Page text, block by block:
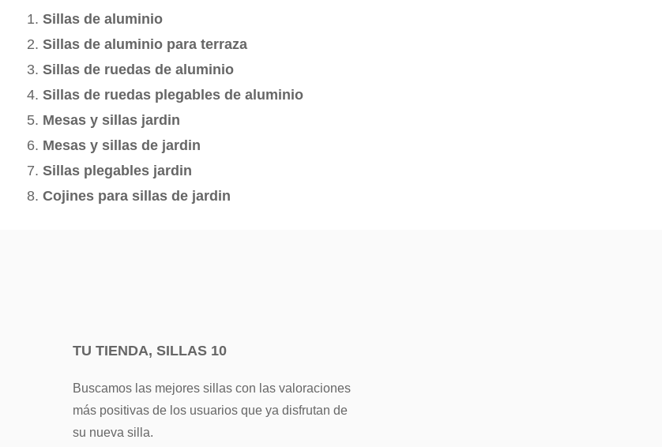
Sillas de aluminio
Sillas de aluminio para terraza
Sillas de ruedas de aluminio
Sillas de ruedas plegables de aluminio
Mesas y sillas jardin
Mesas y sillas de jardin
Sillas plegables jardin
Cojines para sillas de jardin
TU TIENDA, SILLAS 10
Buscamos las mejores sillas con las valoraciones
más positivas de los usuarios que ya disfrutan de
su nueva silla.